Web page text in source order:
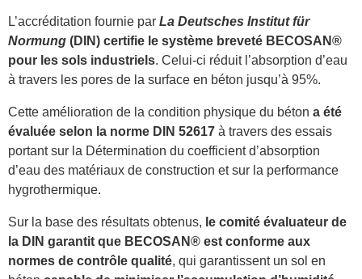
L’accréditation fournie par La Deutsches Institut für
Normung (DIN) certifie le système breveté BECOSAN®
pour les sols industriels. Celui-ci réduit l’absorption d’eau
à travers les pores de la surface en béton jusqu’à 95%.
Cette amélioration de la condition physique du béton a été
évaluée selon la norme DIN 52617 à travers des essais
portant sur la Détermination du coefficient d’absorption
d’eau des matériaux de construction et sur la performance
hygrothermique.
Sur la base des résultats obtenus, le comité évaluateur de
la DIN garantit que BECOSAN® est conforme aux
normes de contrôle qualité, qui garantissent un sol en